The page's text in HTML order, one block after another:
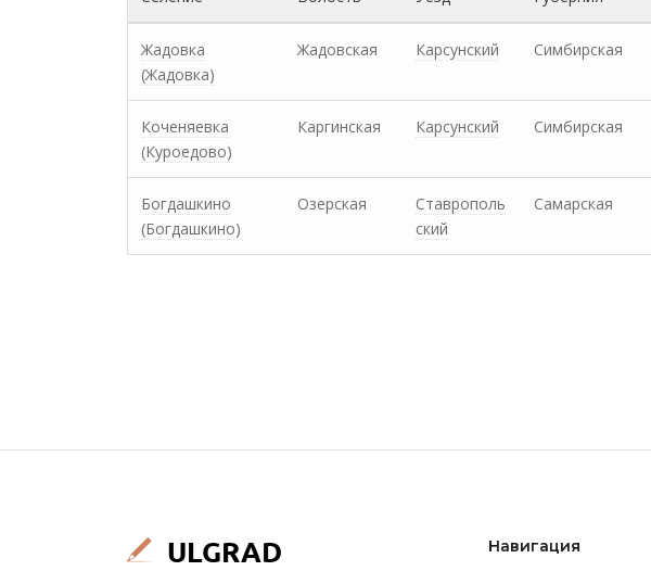
Жадовка
(Жадовка)
Жадовская Карсунский Симбирская
Коченяевка
(Куроедово)
Каргинская Карсунский Симбирская
Богдашкино
(Богдашкино)
Озерская
Ставрополь
ский
Самарская
Навигация